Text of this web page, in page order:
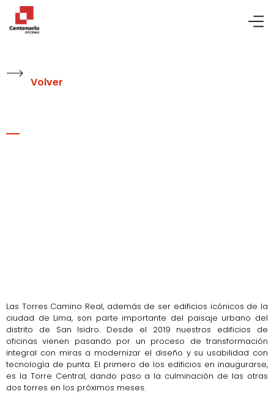
Volver
Las Torres Camino Real, además de ser edificios icónicos de la
ciudad de Lima, son parte importante del paisaje urbano del
distrito de San Isidro. Desde el 2019 nuestros edificios de
oficinas vienen pasando por un proceso de transformación
integral con miras a modernizar el diseño y su usabilidad con
tecnología de punta. El primero de los edificios en inaugurarse,
es la Torre Central, dando paso a la culminación de las otras
dos torres en los próximos meses.